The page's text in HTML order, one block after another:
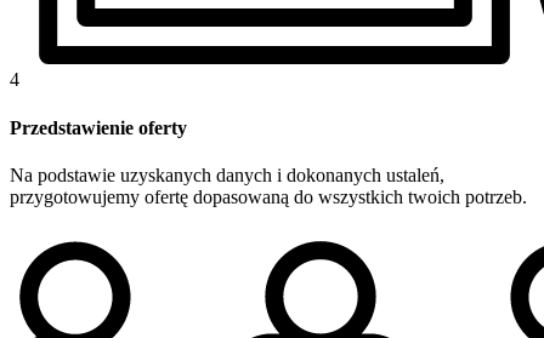
4
Przedstawienie oferty
Na podstawie uzyskanych danych i dokonanych ustaleń,
przygotowujemy ofertę dopasowaną do wszystkich twoich potrzeb.